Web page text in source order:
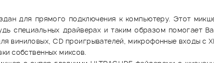
для прямого подключения к компьютеру. Этот
специальных драйверах и таким образом
виниловых, CD проигрывателей, микрофонные входы с
собственных миксов.